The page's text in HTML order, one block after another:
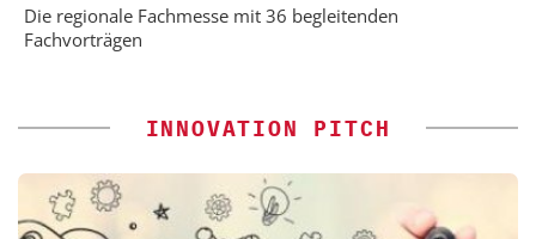
Die regionale Fachmesse mit 36 begleitenden
Fachvorträgen
INNOVATION PITCH